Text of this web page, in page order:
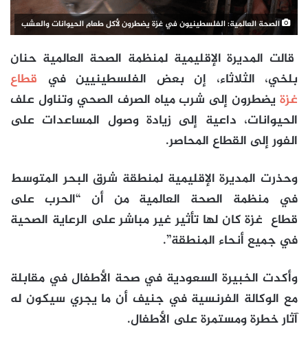
الصحة العالمية: الفلسطينيون في غزة يضطرون لأكل طعام الحيوانات والعشب
قالت المديرة الإقليمية لمنظمة الصحة العالمية حنان
بلخي، الثلاثاء، إن بعض الفلسطينيين في قطاع
غزة يضطرون إلى شرب مياه الصرف الصحي وتناول علف
الحيوانات، داعية إلى زيادة وصول المساعدات على
الفور إلى القطاع المحاصر.
وحذرت المديرة الإقليمية لمنطقة شرق البحر المتوسط
في منظمة الصحة العالمية من أن “الحرب على
قطاع غزةكان لها تأثير غير مباشر على الرعاية الصحية
في جميع أنحاء المنطقة”.
وأكدت الخبيرة السعودية في صحة الأطفال في مقابلة
مع الوكالة الفرنسية في جنيف أن ما يجري سيكون له
آثار خطرة ومستمرة على الأطفال.